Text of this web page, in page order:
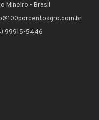
Mineiro - Brasil
99915-5446